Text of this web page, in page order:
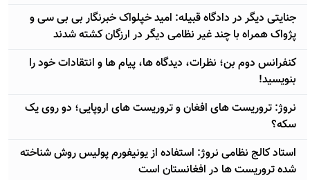
جنایتی دیگر در دادگاه قبیله: اميد خپلواک خبرنگار بی بی سی و
پژواک همراه با چند غیر نظامی دیگر در ارزگان کشته شدند
کنفرانس دوم بن؛ نظرات، دیدگاه ها، پیام ها و انتقادات خود را
بنویسید!
نروژ: تروریست های افغان و تروریست های اروپایی؛ دو روی یک
سکه؟
استاد کالج نظامی نروژ: استفاده از یونیفورم پولیس روش شناخته
شده تروریست ها در افغانستان است